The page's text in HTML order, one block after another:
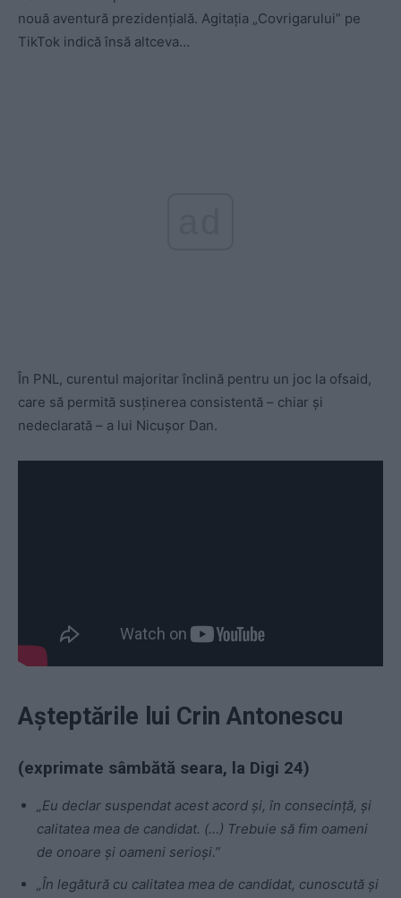
nouă aventură prezidențială. Agitația „Covrigarului” pe
TikTok indică însă altceva…
În PNL, curentul majoritar înclină pentru un joc la ofsaid,
care să permită susținerea consistentă – chiar și
nedeclarată – a lui Nicușor Dan.
Așteptările lui Crin Antonescu
(exprimate sâmbătă seara, la Digi 24)
„Eu declar suspendat acest acord şi, în consecinţă, și
calitatea mea de candidat. (…) Trebuie să fim oameni
de onoare şi oameni serioşi.”
„În legătură cu calitatea mea de candidat, cunoscută și